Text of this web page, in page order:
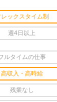
レックスタイム制
週4日以上
ルタイムの仕事
高収入・高時給
残業なし